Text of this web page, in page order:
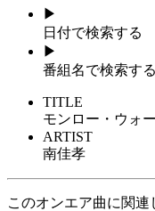
▶
日付で検索する
▶
番組名で検索する
TITLE
モンロー・ウォ
ARTIST
南佳孝
このオンエア曲に関